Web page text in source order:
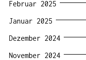
Februar 2025
Januar 2025
Dezember 2024
November 2024